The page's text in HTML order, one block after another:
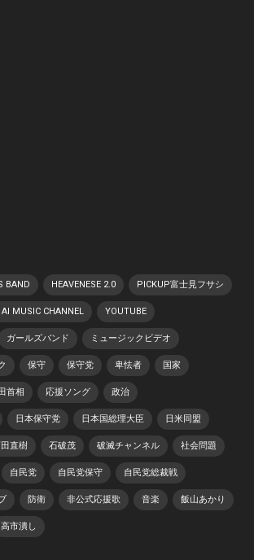
BAND HEAVENESE 2.0 PICKUP富士見フサシ
AI MUSIC CHANNEL YOUTUBE
ガールズバンド ミュージックビデオ
保守 保守党 卑怯者 国家
首相 応援ソング 政治
日本保守党 日本国総理大臣 日米同盟
直樹 石破茂 破滅チャンネル 社会問題
自民党 自民党保守 自民党総裁戦
防衛 非公式応援歌 音楽 飯山あかり
高市潰し